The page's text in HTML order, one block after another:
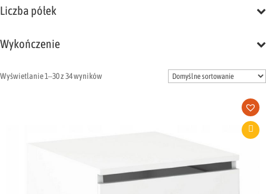
Liczba półek
Wykończenie
Wyświetlanie 1–30 z 34 wyników